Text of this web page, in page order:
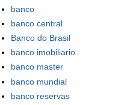
banco
banco central
Banco do Brasil
banco imobiliario
banco master
banco mundial
banco reservas